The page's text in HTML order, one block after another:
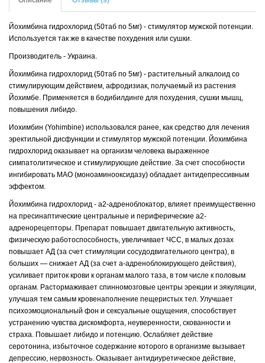
Йохимбина гидрохлорид (50таб по 5мг) - стимулятор мужской потенции.
Используется так же в качестве похудения или сушки.
Производитель - Украина.
Йохимбина гидрохлорид (50таб по 5мг) - растительный алкалоид со
стимулирующим действием, афродизиак, получаемый из растения
Йохимбе. Применяется в бодибилдинге для похудения, сушки мышц,
повышения либидо.
Иохимбин (Yohimbine) использовался ранее, как средство для лечения
эректильной дисфункции и стимулятор мужской потенции. Йохимбина
гидрохлорид оказывает на организм человека выраженное
симпатолитическое и стимулирующие действие. За счет способности
ингибировать МАО (моноаминооксидазу) обладает антидепрессивным
эффектом.
Йохимбина гидрохлорид - а2-адреноблокатор, влияет преимущественно
на пресинаптические центральные и периферические а2-
адренорецепторы. Препарат повышает двигательную активность,
физическую работоспособность, увеличивает ЧСС, в малых дозах
повышает АД (за счет стимуляции сосудодвигательного центра), в
больших — снижает АД (за счет а-адреноблокирующего действия),
усиливает приток крови к органам малого таза, в том числе к половым
органам. Растормаживает спинномозговые центры эрекции и эякуляции,
улучшая тем самым кровенаполнение пещеристых тел. Улучшает
психоэмоциональный фон и сексуальные ощущения, способствует
устранению чувства дискомфорта, неуверенности, скованности и
страха. Повышает либидо и потенцию. Ослабляет действие
серотонина, избыточное содержание которого в организме вызывает
депрессию, нервозность. Оказывает антидиуретическое действие,